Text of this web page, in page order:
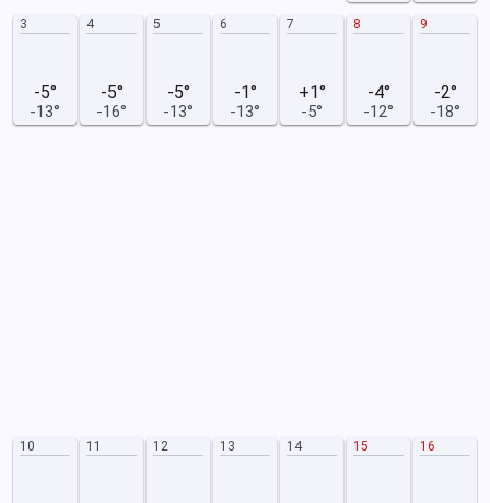
3
-5°
-13°
4
-5°
-16°
5
-5°
-13°
6
-1°
-13°
7
+1°
-5°
8
-4°
-12°
9
-2°
-18°
10 11 12 13 14 15 16